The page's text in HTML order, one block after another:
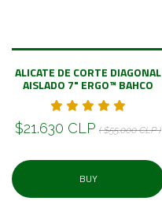
ALICATE DE CORTE DIAGONAL
AISLADO 7" ERGO™ BAHCO
$21.630 CLP ( $55.000 CLP )
BUY